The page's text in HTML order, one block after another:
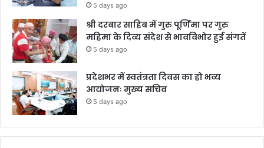
5 days ago
श्री दरबार साहिब में गुरु पूर्णिमा पर गुरु
महिमा के दिव्य संदेश से भावविभोर हुई संगतें
5 days ago
प्रदेशभर में स्वतंत्रता दिवस का हो भव्य
आयोजनः मुख्य सचिव
5 days ago